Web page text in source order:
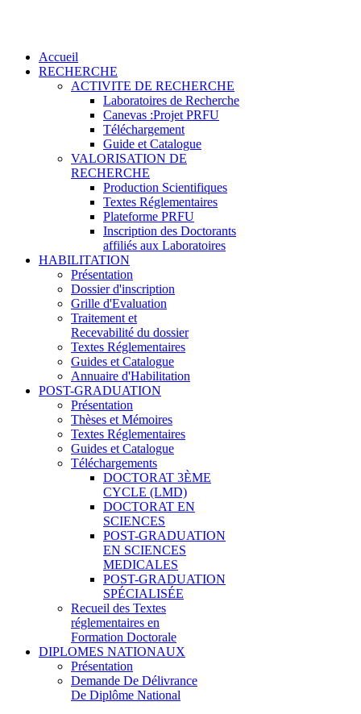
Accueil
RECHERCHE
ACTIVITE DE RECHERCHE
Laboratoires de Recherche
Canevas :Projet PRFU
Téléchargement
Guide et Catalogue
VALORISATION DE
RECHERCHE
Production Scientifiques
Textes Réglementaires
Plateforme PRFU
Inscription des Doctorants
affiliés aux Laboratoires
HABILITATION
Présentation
Dossier d'inscription
Grille d'Evaluation
Traitement et
Recevabilité du dossier
Textes Réglementaires
Guides et Catalogue
Annuaire d'Habilitation
POST-GRADUATION
Présentation
Thèses et Mémoires
Textes Réglementaires
Guides et Catalogue
Téléchargements
DOCTORAT 3ÈME
CYCLE (LMD)
DOCTORAT EN
SCIENCES
POST-GRADUATION
EN SCIENCES
MEDICALES
POST-GRADUATION
SPÉCIALISÉE
Recueil des Textes
réglementaires en
Formation Doctorale
DIPLOMES NATIONAUX
Présentation
Demande De Délivrance
De Diplôme National